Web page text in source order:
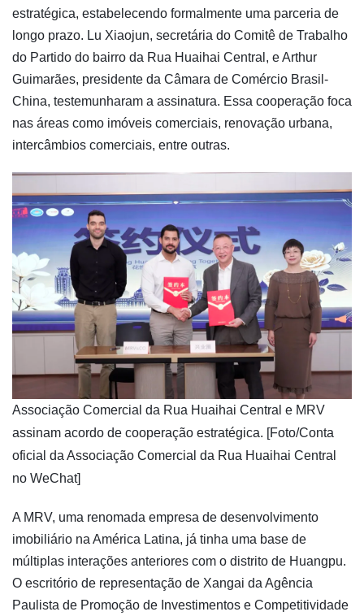
estratégica, estabelecendo formalmente uma parceria de
longo prazo. Lu Xiaojun, secretária do Comitê de Trabalho
do Partido do bairro da Rua Huaihai Central, e Arthur
Guimarães, presidente da Câmara de Comércio Brasil-
China, testemunharam a assinatura. Essa cooperação foca
nas áreas como imóveis comerciais, renovação urbana,
intercâmbios comerciais, entre outras.
​Associação Comercial da Rua Huaihai Central e MRV
assinam acordo de cooperação estratégica. [Foto/Conta
oficial da Associação Comercial da Rua Huaihai Central
no WeChat]
A MRV, uma renomada empresa de desenvolvimento
imobiliário na América Latina, já tinha uma base de
múltiplas interações anteriores com o distrito de Huangpu.
O escritório de representação de Xangai da Agência
Paulista de Promoção de Investimentos e Competitividade